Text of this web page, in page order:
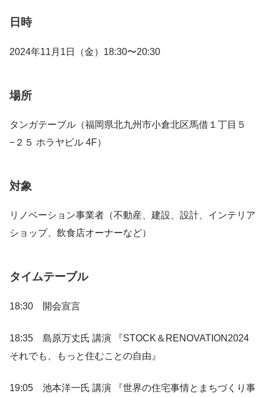
日時
2024年11月1日（金）18:30〜20:30
場所
タンガテーブル（福岡県北九州市小倉北区馬借１丁目５
−２５ ホラヤビル 4F）
対象
リノベーション事業者（不動産、建設、設計、インテリア
ショップ、飲食店オーナーなど）
タイムテーブル
18:30 開会宣言
18:35 島原万丈氏 講演 『STOCK＆RENOVATION2024
それでも、もっと住むことの自由』
19:05 池本洋一氏 講演 『世界の住宅事情とまちづくり事